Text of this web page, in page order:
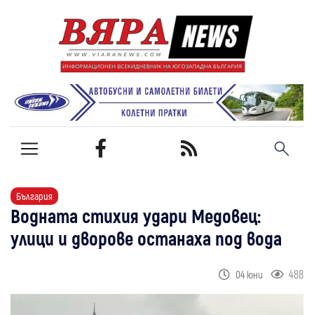
България
Водната стихия удари Медовец:
улици и дворове останаха под вода
04 юни 488